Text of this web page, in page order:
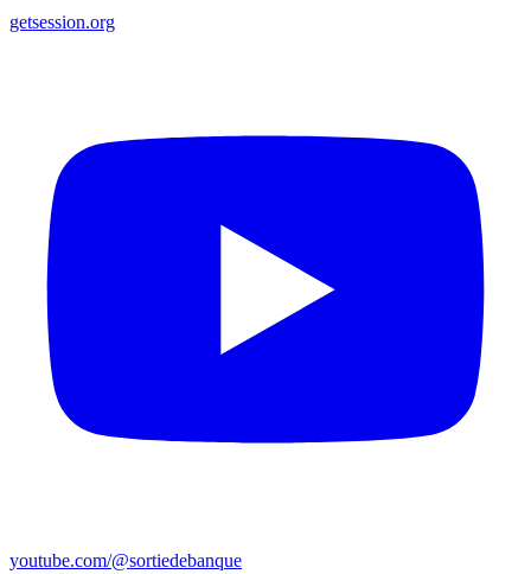
getsession.org
youtube.com/@sortiedebanque